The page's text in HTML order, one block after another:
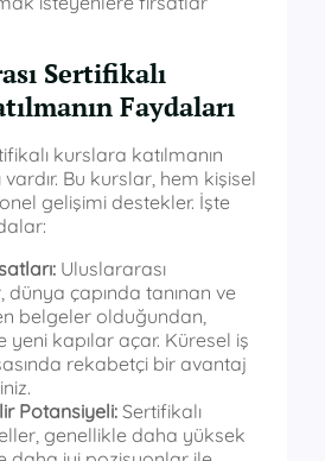
Sertifikalı
Faydaları
kurslara katılmanın
Bu kurslar, hem kişisel
gelişimi destekler. İşte
Uluslararası
çapında tanınan ve
belgeler olduğundan,
yeni kapılar açar. Küresel iş
rekabetçi bir avantaj
Potansiyeli: Sertifikalı
genellikle daha yüksek